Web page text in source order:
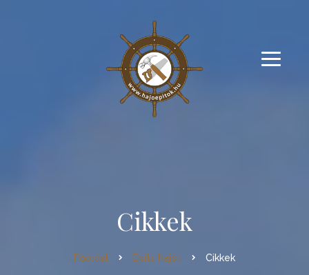
Cikkek
Főoldal Építs hajót Cikkek